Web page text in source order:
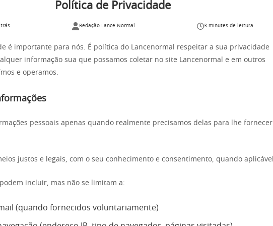
Política de Privacidade
Redação Lance Normal 3 minutes de leitura
é importante para nós. É política do Lancenormal respeitar a sua privacidade
informação sua que possamos coletar no site Lancenormal e em outros
e operamos.
pessoais apenas quando realmente precisamos delas para lhe fornecer
justos e legais, com o seu conhecimento e consentimento, quando aplicável.
incluir, mas não se limitam a:
(quando fornecidos voluntariamente)